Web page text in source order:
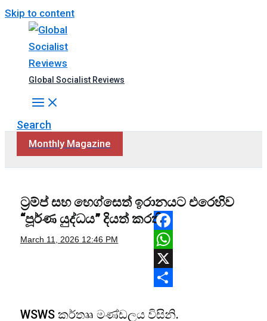
Skip to content
Global Socialist Reviews
Search
Monthly Magazine
ට්‍රම්ප් සහ හෙග්සෙත් ඉරානයට එරෙහිව
“පූර්ණ යුද්ධය” දියත් කරති
March 11, 2026 12:46 PM
Facebook
WhatsApp
X
WSWS කර්තෲ මණ්ඩලය විසිනි.